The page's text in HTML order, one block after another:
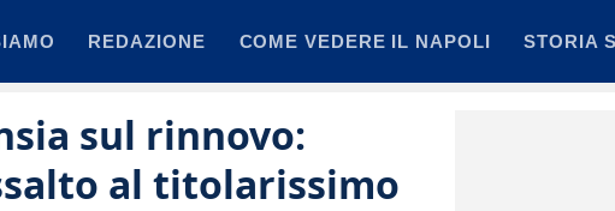
REDAZIONE COME VEDERE IL NAPOLI STORIA
sul rinnovo:
al titolarissimo